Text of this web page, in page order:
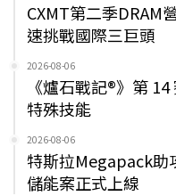
CXMT第二季DRAM
速挑戰國際三巨頭
2026-08-06
《爐石戰記®》第
特殊技能
2026-08-06
特斯拉Megapack助
儲能案正式上線